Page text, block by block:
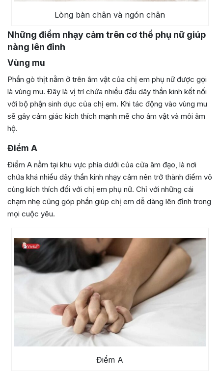
Lòng bàn chân và ngón chân
Những điểm nhạy cảm trên cơ thể phụ nữ giúp
nàng lên đỉnh
Vùng mu
Phần gò thịt nằm ở trên âm vật của chị em phụ nữ được gọi
là vùng mu. Đây là vị trí chứa nhiều đầu dây thần kinh kết nối
với bộ phận sinh dục của chị em. Khi tác động vào vùng mu
sẽ gây cảm giác kích thích mạnh mẽ cho âm vật và môi âm
hộ.
Điểm A
Điểm A nằm tại khu vực phía dưới của cửa âm đạo, là nơi
chứa khá nhiều dây thần kinh nhạy cảm nên trở thành điểm vô
cùng kích thích đối với chị em phụ nữ. Chỉ với những cái
chạm nhẹ cũng góp phần giúp chị em dễ dàng lên đỉnh trong
mọi cuộc yêu.
Điểm A